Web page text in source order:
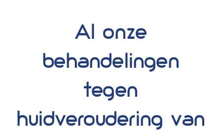
Al onze
behandelingen
tegen
huidveroudering van